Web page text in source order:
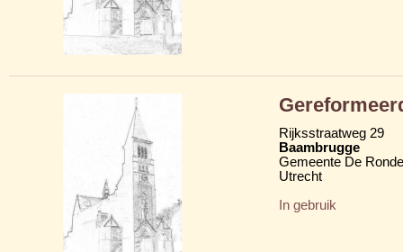
Rijksstraatweg 29
Baambrugge
Gemeente De
Utrecht
In gebruik